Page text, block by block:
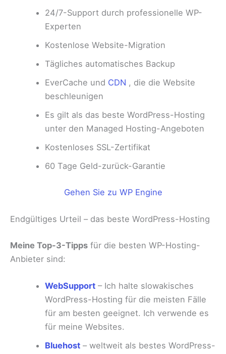
24/7-Support durch professionelle WP-
Experten
Kostenlose Website-Migration
Tägliches automatisches Backup
EverCache und CDN , die die Website
beschleunigen
Es gilt als das beste WordPress-Hosting
unter den Managed Hosting-Angeboten
Kostenloses SSL-Zertifikat
60 Tage Geld-zurück-Garantie
Gehen Sie zu WP Engine
Endgültiges Urteil – das beste WordPress-Hosting
Meine Top-3-Tipps für die besten WP-Hosting-
Anbieter sind:
WebSupport – Ich halte slowakisches
WordPress-Hosting für die meisten Fälle
für am besten geeignet. Ich verwende es
für meine Websites.
Bluehost – weltweit als bestes WordPress-